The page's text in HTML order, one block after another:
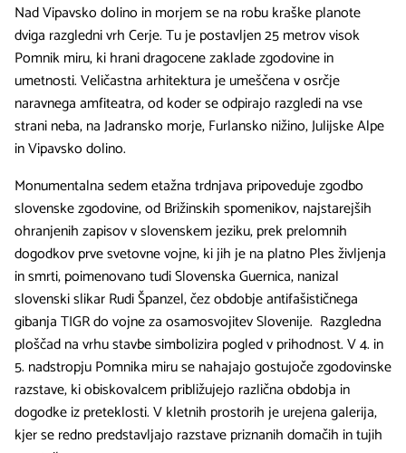
Nad Vipavsko dolino in morjem se na robu kraške planote
dviga razgledni vrh Cerje. Tu je postavljen 25 metrov visok
Pomnik miru, ki hrani dragocene zaklade zgodovine in
umetnosti. Veličastna arhitektura je umeščena v osrčje
naravnega amfiteatra, od koder se odpirajo razgledi na vse
strani neba, na Jadransko morje, Furlansko nižino, Julijske Alpe
in Vipavsko dolino.
Monumentalna sedem etažna trdnjava pripoveduje zgodbo
slovenske zgodovine, od Brižinskih spomenikov, najstarejših
ohranjenih zapisov v slovenskem jeziku, prek prelomnih
dogodkov prve svetovne vojne, ki jih je na platno Ples življenja
in smrti, poimenovano tudi Slovenska Guernica, nanizal
slovenski slikar Rudi Španzel, čez obdobje antifašističnega
gibanja TIGR do vojne za osamosvojitev Slovenije. Razgledna
ploščad na vrhu stavbe simbolizira pogled v prihodnost. V 4. in
5. nadstropju Pomnika miru se nahajajo gostujoče zgodovinske
razstave, ki obiskovalcem približujejo različna obdobja in
dogodke iz preteklosti. V kletnih prostorih je urejena galerija,
kjer se redno predstavljajo razstave priznanih domačih in tujih